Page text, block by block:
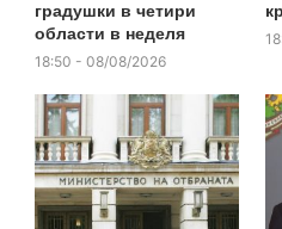
градушки в четири
области в неделя
18:50 - 08/08/2026